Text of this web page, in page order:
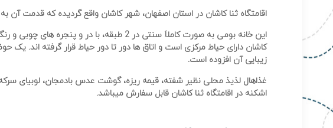
اقامتگاه ثنا کاشان در استان اصفهان، شهر کاشان واقع گردیده که قدمت آن به 200 سال پیش برمیگردد.
این خانه بومی به صورت کاملاَ سنتی در 2 طبقه، با در
کاشان دارای حیاط مرکزی است و اتاق ها دور تا دور حیاط قرار گرفته اند. یک
زیبایی آن افزوده است.
غذاهال لذیذ محلی نظیر شفته، قیمه ریزه، گوشت عدس بادمجان، لوبیای
اشکنه در اقامتگاه ثنا کاشان قابل سفارش میباشد.